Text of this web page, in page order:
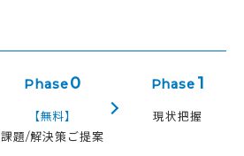
Phase0
【無料】
課題/解決策ご提案
Phase 1
現状把握